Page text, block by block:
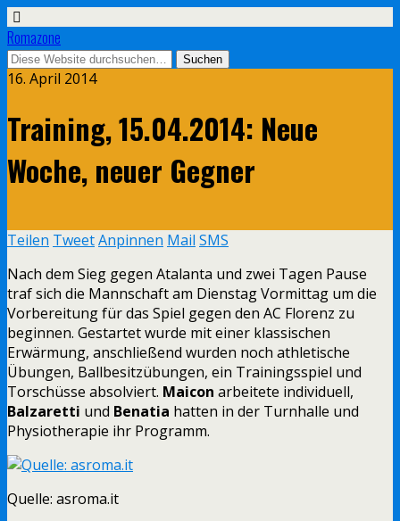
Romazone
16. April 2014
Training, 15.04.2014: Neue
Woche, neuer Gegner
Teilen TweetAnpinnen Mail SMS
Nach dem Sieg gegen Atalanta und zwei Tagen Pause
traf sich die Mannschaft am Dienstag Vormittag um die
Vorbereitung für das Spiel gegen den AC Florenz zu
beginnen. Gestartet wurde mit einer klassischen
Erwärmung, anschließend wurden noch athletische
Übungen, Ballbesitzübungen, ein Trainingsspiel und
Torschüsse absolviert. Maicon arbeitete individuell,
Balzaretti und Benatia hatten in der Turnhalle und
Physiotherapie ihr Programm.
Quelle: asroma.it